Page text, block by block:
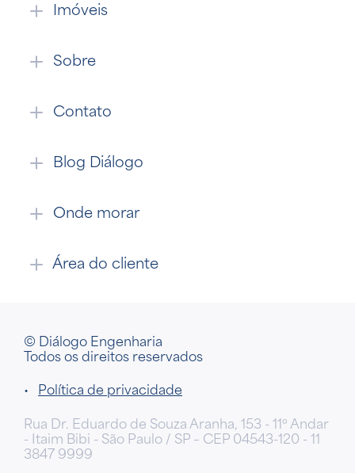
Imóveis
Sobre
Contato
Blog Diálogo
Onde morar
Área do cliente
© Diálogo Engenharia
Todos os direitos reservados
• Política de privacidade
Rua Dr. Eduardo de Souza Aranha, 153 - 11º Andar
- Itaim Bibi - São Paulo / SP – CEP 04543-120 - 11
3847 9999